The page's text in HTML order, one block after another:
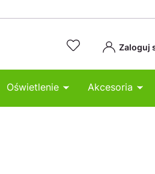
Zaloguj
Oświetlenie Akcesoria